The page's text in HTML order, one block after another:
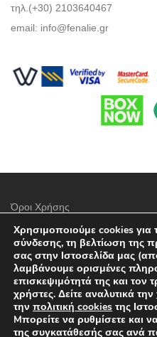
τηλ.(+30) 2103640467
email: info@fenalie.gr
Όροι Χρήσης
Πολιτική προστασίας
Τρόποι Πληρωμής
Επιλογές Αποστολών
Πολιτική επιστροφών
Χρησιμοποιούμε cookies
σύνδεσης, τη βελτίωση της
σας στην Ιστοσελίδα μας
λαμβάνουμε ορισμένες
επισκεψιμότητά της και τον
χρήστες. Δείτε αναλυτικά την
την πολιτική cookies της
Mπορείτε να ρυθμίσετε και
της συγκατάθεσής σας ανά